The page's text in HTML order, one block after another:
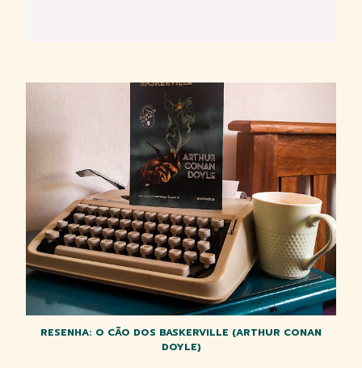
RESENHA: O CÃO DOS BASKERVILLE (ARTHUR CONAN
DOYLE)